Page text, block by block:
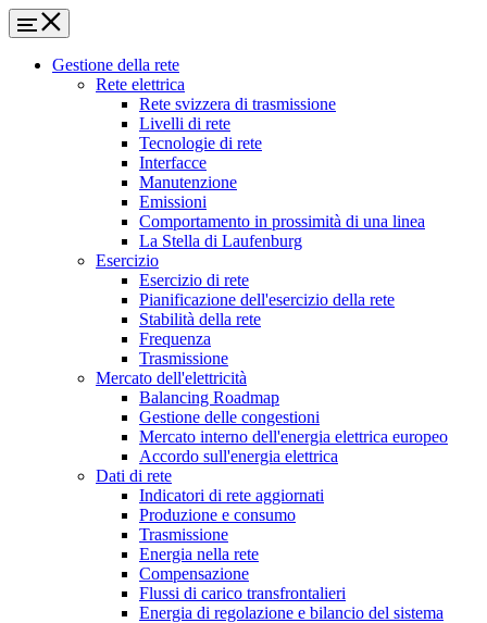
Gestione della rete
Rete elettrica
Rete svizzera di trasmissione
Livelli di rete
Tecnologie di rete
Interfacce
Manutenzione
Emissioni
Comportamento in prossimità di una linea
La Stella di Laufenburg
Esercizio
Esercizio di rete
Pianificazione dell'esercizio della rete
Stabilità della rete
Frequenza
Trasmissione
Mercato dell'elettricità
Balancing Roadmap
Gestione delle congestioni
Mercato interno dell'energia elettrica europeo
Accordo sull'energia elettrica
Dati di rete
Indicatori di rete aggiornati
Produzione e consumo
Trasmissione
Energia nella rete
Compensazione
Flussi di carico transfrontalieri
Energia di regolazione e bilancio del sistema